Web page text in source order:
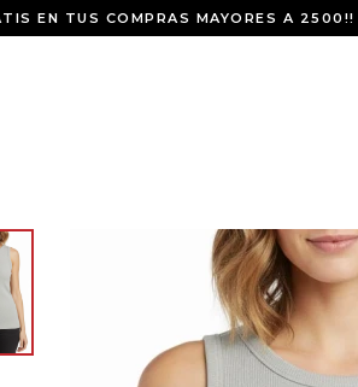
EN TUS COMPRAS MAYORES A 2500!!